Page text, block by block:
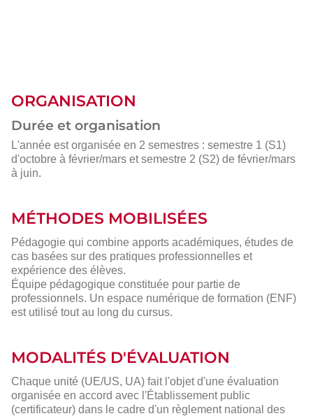
ORGANISATION
Durée et organisation
L'année est organisée en 2 semestres : semestre 1 (S1)
d'octobre à février/mars et semestre 2 (S2) de février/mars
à juin.
MÉTHODES MOBILISÉES
Pédagogie qui combine apports académiques, études de
cas basées sur des pratiques professionnelles et
expérience des élèves.
Équipe pédagogique constituée pour partie de
professionnels. Un espace numérique de formation (ENF)
est utilisé tout au long du cursus.
MODALITÉS D'ÉVALUATION
Chaque unité (UE/US, UA) fait l'objet d'une évaluation
organisée en accord avec l'Établissement public
(certificateur) dans le cadre d'un règlement national des